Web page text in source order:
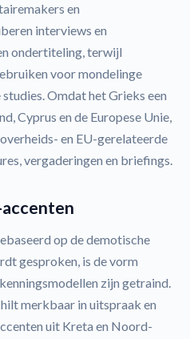
en
interviews en
ondertiteling, terwijl
voor mondelinge
Omdat het Grieks een
Cyprus en de Europese Unie,
en EU-gerelateerde
vergaderingen en briefings.
op de demotische
gesproken, is de vorm
zijn getraind.
merkbaar in uitspraak en
uit Kreta en Noord-